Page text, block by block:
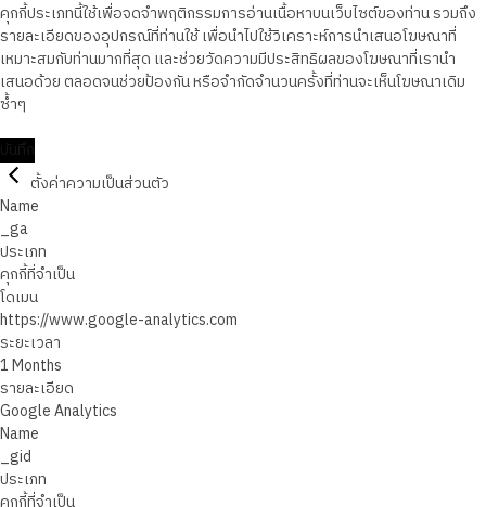
คุกกี้ประเภทนี้ใช้เพื่อจดจำพฤติกรรมการอ่านเนื้อหาบนเว็บไซต์ของท่าน รวมถึง
รายละเอียดของอุปกรณ์ที่ท่านใช้ เพื่อนำไปใช้วิเคราะห์การนำเสนอโฆษณาที่
เหมาะสมกับท่านมากที่สุด และช่วยวัดความมีประสิทธิผลของโฆษณาที่เรานำ
เสนอด้วย ตลอดจนช่วยป้องกัน หรือจำกัดจำนวนครั้งที่ท่านจะเห็นโฆษณาเดิม
ซ้ำๆ
ตั้งค่าความเป็นส่วนตัว
Name
_ga
ประเภท
คุกกี้ที่จำเป็น
โดเมน
https://www.google-analytics.com
ระยะเวลา
1 Months
รายละเอียด
Google Analytics
Name
_gid
ประเภท